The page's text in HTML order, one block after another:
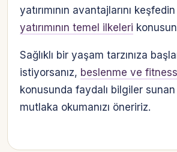
yatırımının avantajlarını
yatırımının temel ilkeleri
Sağlıklı bir yaşam tarzınıza
istiyorsanız, beslenme ve
konusunda faydalı bilgiler
mutlaka okumanızı öneririz.